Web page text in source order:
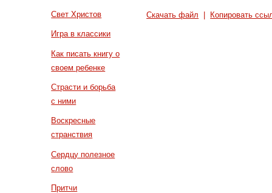
Свет Христов
Игра в классики
Как писать книгу о
своем ребенке
Страсти и борьба
с ними
Воскресные
странствия
Сердцу полезное
слово
Притчи
Скачать файл Копировать